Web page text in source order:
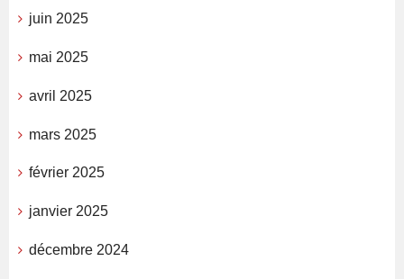
juin 2025
mai 2025
avril 2025
mars 2025
février 2025
janvier 2025
décembre 2024